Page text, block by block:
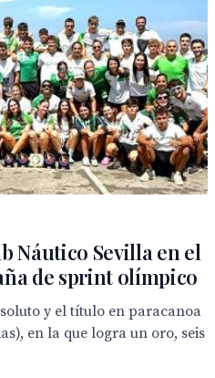
Náutico Sevilla en el
de sprint olímpico
y el título en paracanoa
en la que logra un oro, seis